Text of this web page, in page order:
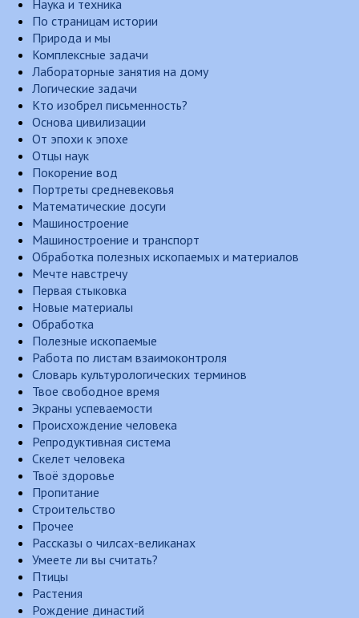
Наука и техника
По страницам истории
Природа и мы
Комплексные задачи
Лабораторные занятия на дому
Логические задачи
Кто изобрел письменность?
Основа цивилизации
От эпохи к эпохе
Отцы наук
Покорение вод
Портреты средневековья
Математические досуги
Машиностроение
Машиностроение и транспорт
Обработка полезных ископаемых и материалов
Мечте навстречу
Первая стыковка
Новые материалы
Обработка
Полезные ископаемые
Работа по листам взаимоконтроля
Словарь культурологических терминов
Твое свободное время
Экраны успеваемости
Происхождение человека
Репродуктивная система
Скелет человека
Твоё здоровье
Пропитание
Строительство
Прочее
Рассказы о чилсах-великанах
Умеете ли вы считать?
Птицы
Растения
Рождение династий